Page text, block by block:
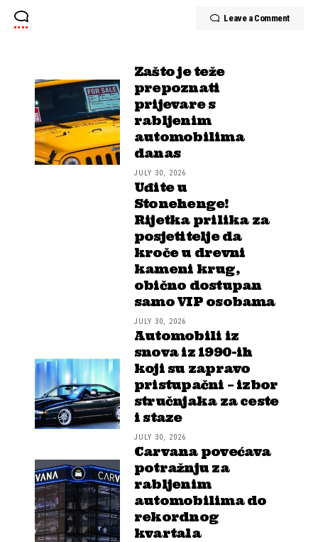
Leave a Comment
Zašto je teže
prepoznati
prijevare s
rabljenim
automobilima
danas
JULY 30, 2026
Uđite u
Stonehenge!
Rijetka prilika za
posjetitelje da
kroče u drevni
kameni krug,
obično dostupan
samo VIP osobama
JULY 30, 2026
Automobili iz
snova iz 1990-ih
koji su zapravo
pristupačni – izbor
stručnjaka za ceste
i staze
JULY 30, 2026
Carvana povećava
potražnju za
rabljenim
automobilima do
rekordnog
kvartala